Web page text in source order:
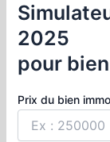
2025
pour
Prix du bien